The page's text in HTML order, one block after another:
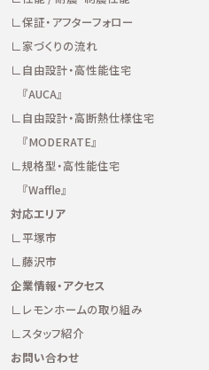
保証・アフターフォロー
家づくりの流れ
自由設計・高性能住宅
『AUCA』
自由設計・高断熱仕様住宅
『MODERATE』
規格型・高性能住宅
『Waffle』
対応エリア
平塚市
藤沢市
企業情報・アクセス
レモンホームの取り組み
スタッフ紹介
お問い合わせ